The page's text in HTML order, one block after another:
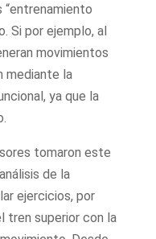
“entrenamiento
Si por ejemplo, al
movimientos
mediante la
ya que la
tomaron este
de la
ejercicios, por
tren superior con la